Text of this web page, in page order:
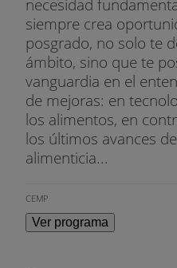
necesidad
siempre crea
posgrado, no solo te
ámbito, sino que te
vanguardia en el
de mejoras: en
los alimentos, en
los últimos avances
alimenticia...
CEMP
Ver programa